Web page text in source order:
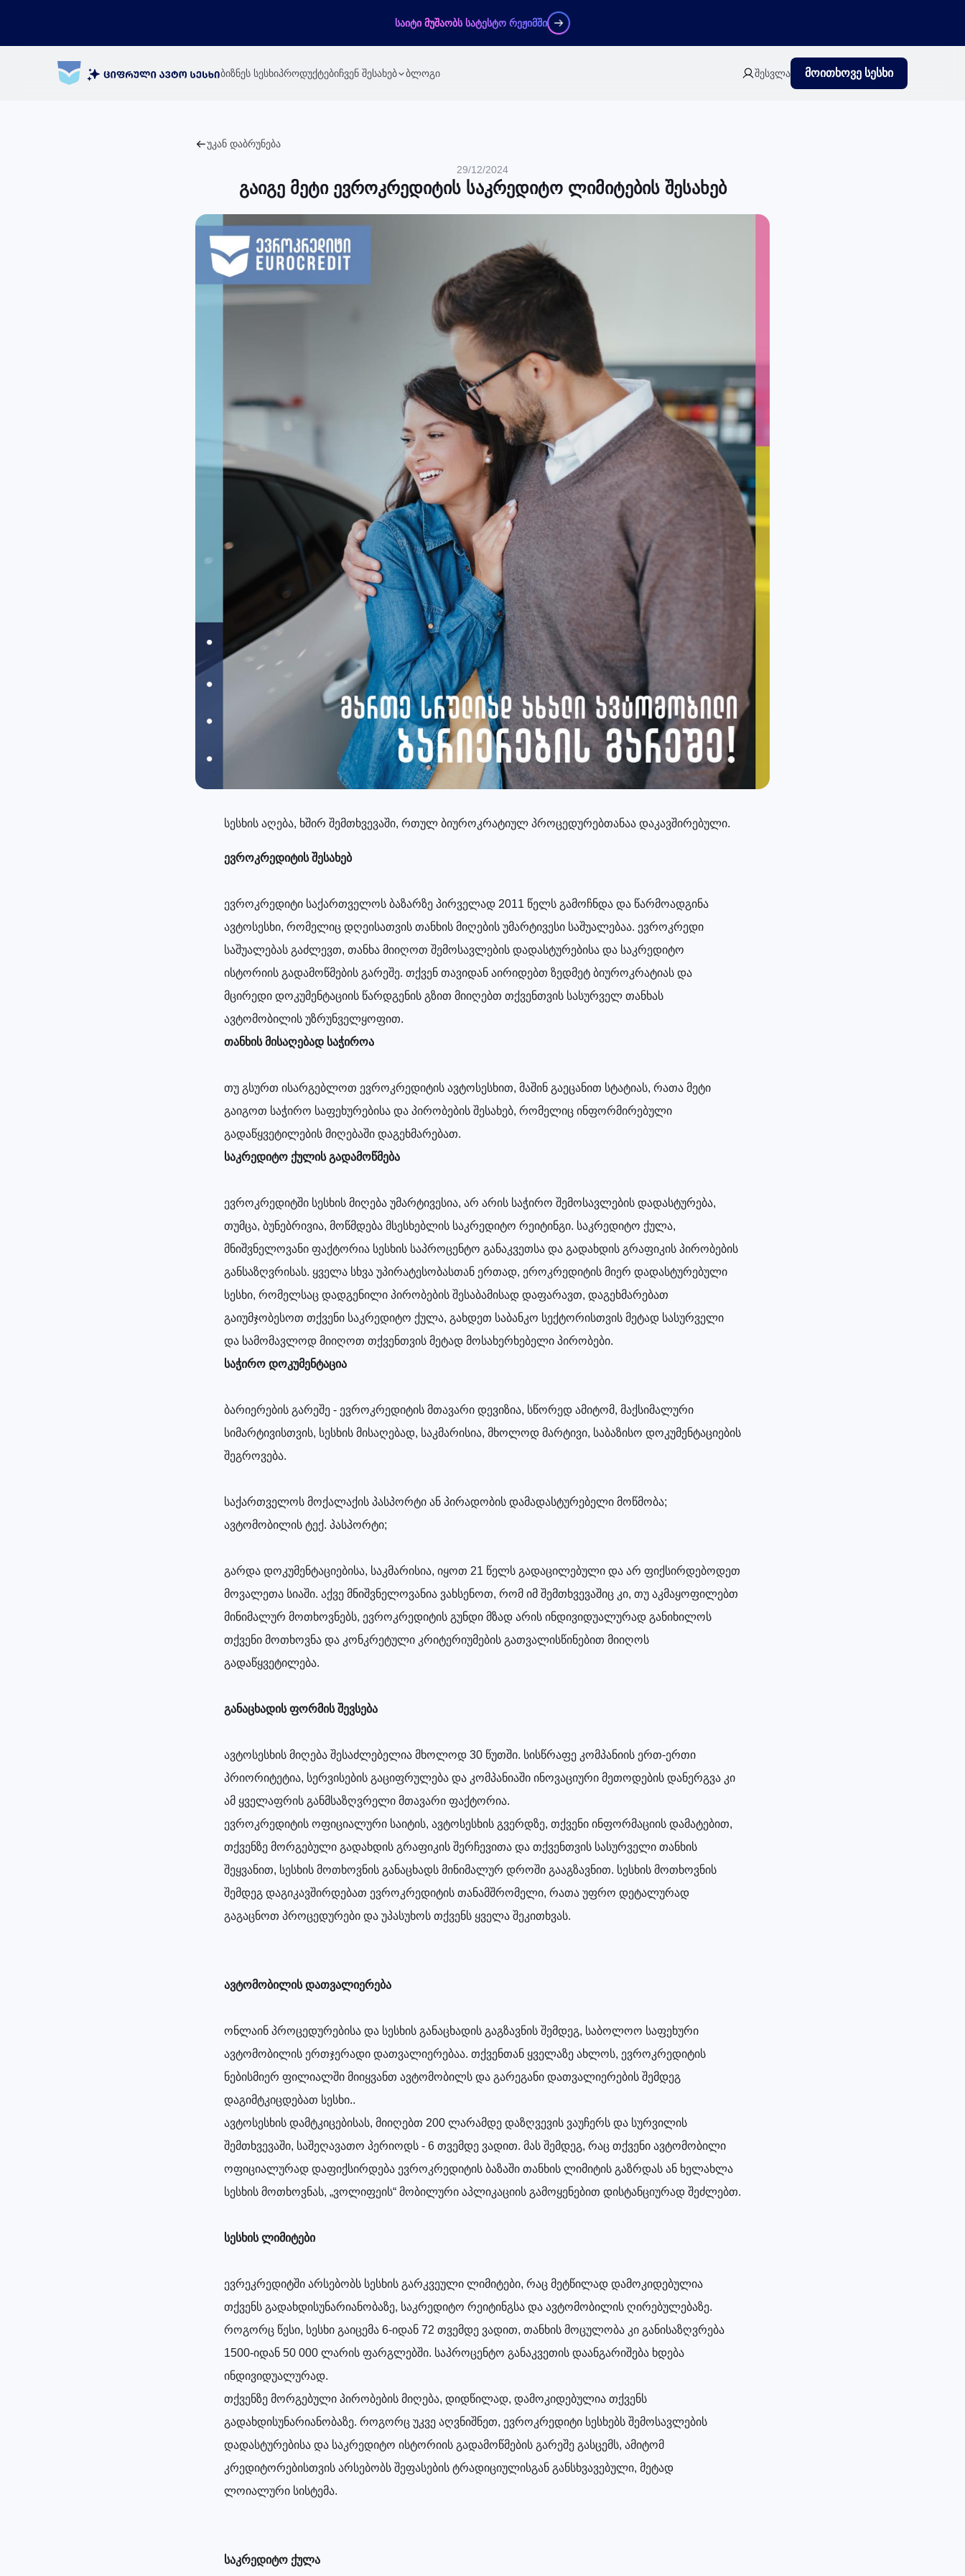
საიტი მუშაობს სატესტო რეჟიმში
ბიზნეს სესხიპროდუქტებიჩვენ შესახებ ბლოგი შესვლა მოითხოვე სესხი
უკან დაბრუნება
გაიგე მეტი ევროკრედიტის საკრედიტო ლიმიტების შესახებ
29/12/2024
სესხის აღება, ხშირ შემთხვევაში, რთულ ბიუროკრატიულ პროცედურებთანაა დაკავშირებული.
ევროკრედიტის შესახებ
ევროკრედიტი საქართველოს ბაზარზე პირველად 2011 წელს გამოჩნდა და წარმოადგინა
ავტოსესხი, რომელიც დღეისათვის თანხის მიღების უმარტივესი საშუალებაა. ევროკრედი
საშუალებას გაძლევთ, თანხა მიიღოთ შემოსავლების დადასტურებისა და საკრედიტო
ისტორიის გადამოწმების გარეშე. თქვენ თავიდან აირიდებთ ზედმეტ ბიუროკრატიას და
მცირედი დოკუმენტაციის წარდგენის გზით მიიღებთ თქვენთვის სასურველ თანხას
ავტომობილის უზრუნველყოფით.
თანხის მისაღებად საჭიროა
თუ გსურთ ისარგებლოთ ევროკრედიტის ავტოსესხით, მაშინ გაეცანით სტატიას, რათა მეტი
გაიგოთ საჭირო საფეხურებისა და პირობების შესახებ, რომელიც ინფორმირებული
გადაწყვეტილების მიღებაში დაგეხმარებათ.
საკრედიტო ქულის გადამოწმება
ევროკრედიტში სესხის მიღება უმარტივესია, არ არის საჭირო შემოსავლების დადასტურება,
თუმცა, ბუნებრივია, მოწმდება მსესხებლის საკრედიტო რეიტინგი. საკრედიტო ქულა,
მნიშვნელოვანი ფაქტორია სესხის საპროცენტო განაკვეთსა და გადახდის გრაფიკის პირობების
განსაზღვრისას. ყველა სხვა უპირატესობასთან ერთად, ეროკრედიტის მიერ დადასტურებული
სესხი, რომელსაც დადგენილი პირობების შესაბამისად დაფარავთ, დაგეხმარებათ
გაიუმჯობესოთ თქვენი საკრედიტო ქულა, გახდეთ საბანკო სექტორისთვის მეტად სასურველი
და სამომავლოდ მიიღოთ თქვენთვის მეტად მოსახერხებელი პირობები.
საჭირო დოკუმენტაცია
ბარიერების გარეშე - ევროკრედიტის მთავარი დევიზია, სწორედ ამიტომ, მაქსიმალური
სიმარტივისთვის, სესხის მისაღებად, საკმარისია, მხოლოდ მარტივი, საბაზისო დოკუმენტაციების
შეგროვება.
საქართველოს მოქალაქის პასპორტი ან პირადობის დამადასტურებელი მოწმობა;
ავტომობილის ტექ. პასპორტი;
გარდა დოკუმენტაციებისა, საკმარისია, იყოთ 21 წელს გადაცილებული და არ ფიქსირდებოდეთ
მოვალეთა სიაში. აქვე მნიშვნელოვანია ვახსენოთ, რომ იმ შემთხვევაშიც კი, თუ აკმაყოფილებთ
მინიმალურ მოთხოვნებს, ევროკრედიტის გუნდი მზად არის ინდივიდუალურად განიხილოს
თქვენი მოთხოვნა და კონკრეტული კრიტერიუმების გათვალისწინებით მიიღოს
გადაწყვეტილება.
განაცხადის ფორმის შევსება
ავტოსესხის მიღება შესაძლებელია მხოლოდ 30 წუთში. სისწრაფე კომპანიის ერთ-ერთი
პრიორიტეტია, სერვისების გაციფრულება და კომპანიაში ინოვაციური მეთოდების დანერგვა კი
ამ ყველაფრის განმსაზღვრელი მთავარი ფაქტორია.
ევროკრედიტის ოფიციალური საიტის, ავტოსესხის გვერდზე, თქვენი ინფორმაციის დამატებით,
თქვენზე მორგებული გადახდის გრაფიკის შერჩევითა და თქვენთვის სასურველი თანხის
შეყვანით, სესხის მოთხოვნის განაცხადს მინიმალურ დროში გააგზავნით. სესხის მოთხოვნის
შემდეგ დაგიკავშირდებათ ევროკრედიტის თანამშრომელი, რათა უფრო დეტალურად
გაგაცნოთ პროცედურები და უპასუხოს თქვენს ყველა შეკითხვას.
ავტომობილის დათვალიერება
ონლაინ პროცედურებისა და სესხის განაცხადის გაგზავნის შემდეგ, საბოლოო საფეხური
ავტომობილის ერთჯერადი დათვალიერებაა. თქვენთან ყველაზე ახლოს, ევროკრედიტის
ნებისმიერ ფილიალში მიიყვანთ ავტომობილს და გარეგანი დათვალიერების შემდეგ
დაგიმტკიცდებათ სესხი..
ავტოსესხის დამტკიცებისას, მიიღებთ 200 ლარამდე დაზღვევის ვაუჩერს და სურვილის
შემთხვევაში, საშეღავათო პერიოდს - 6 თვემდე ვადით. მას შემდეგ, რაც თქვენი ავტომობილი
ოფიციალურად დაფიქსირდება ევროკრედიტის ბაზაში თანხის ლიმიტის გაზრდას ან ხელახლა
სესხის მოთხოვნას, „ვოლიფეის“ მობილური აპლიკაციის გამოყენებით დისტანციურად შეძლებთ.
სესხის ლიმიტები
ევრეკრედიტში არსებობს სესხის გარკვეული ლიმიტები, რაც მეტწილად დამოკიდებულია
თქვენს გადახდისუნარიანობაზე, საკრედიტო რეიტინგსა და ავტომობილის ღირებულებაზე.
როგორც წესი, სესხი გაიცემა 6-იდან 72 თვემდე ვადით, თანხის მოცულობა კი განისაზღვრება
1500-იდან 50 000 ლარის ფარგლებში. საპროცენტო განაკვეთის დაანგარიშება ხდება
ინდივიდუალურად.
თქვენზე მორგებული პირობების მიღება, დიდწილად, დამოკიდებულია თქვენს
გადახდისუნარიანობაზე. როგორც უკვე აღვნიშნეთ, ევროკრედიტი სესხებს შემოსავლების
დადასტურებისა და საკრედიტო ისტორიის გადამოწმების გარეშე გასცემს, ამიტომ
კრედიტორებისთვის არსებობს შეფასების ტრადიციულისგან განსხვავებული, მეტად
ლოიალური სისტემა.
საკრედიტო ქულა